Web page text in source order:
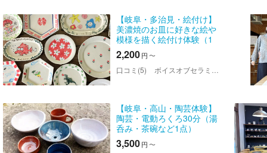
【岐阜・多治見・絵付け】
美濃焼のお皿に好きな絵や
模様を描く絵付け体験（1
枚）
2,200円 〜
口コミ(5) ボイスオブセラミックス
【岐阜・高山・陶芸体験】
陶芸・電動ろくろ30分（湯
呑み・茶碗など1点）
3,500円 〜